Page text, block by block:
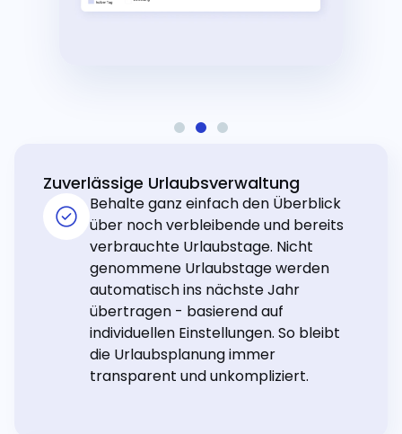
Zuverlässige Urlaubsverwaltung
Behalte ganz einfach den Überblick
über noch verbleibende und bereits
verbrauchte Urlaubstage. Nicht
genommene Urlaubstage werden
automatisch ins nächste Jahr
übertragen - basierend auf
individuellen Einstellungen. So bleibt
die Urlaubsplanung immer
transparent und unkompliziert.